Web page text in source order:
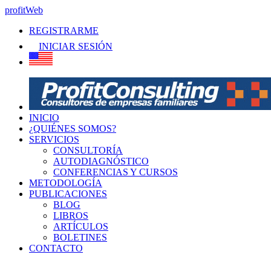
profitWeb
REGISTRARME
INICIAR SESIÓN
INICIO
¿QUIÉNES SOMOS?
SERVICIOS
CONSULTORÍA
AUTODIAGNÓSTICO
CONFERENCIAS Y CURSOS
METODOLOGÍA
PUBLICACIONES
BLOG
LIBROS
ARTÍCULOS
BOLETINES
CONTACTO